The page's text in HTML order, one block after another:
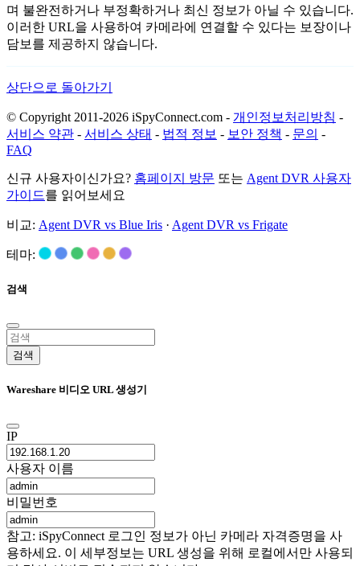
며 불완전하거나 부정확하거나 최신 정보가 아닐 수 있습니다.
이러한 URL을 사용하여 카메라에 연결할 수 있다는 보장이나
담보를 제공하지 않습니다.
상단으로 돌아가기
© Copyright 2011-2026 iSpyConnect.com - 개인정보처리방침 -
서비스 약관 - 서비스 상태 - 법적 정보 - 보안 정책 - 문의 -
FAQ
신규 사용자이신가요? 홈페이지 방문 또는 Agent DVR 사용자
가이드를 읽어보세요
비교: Agent DVR vs Blue Iris · Agent DVR vs Frigate
테마:
검색
검색
Wareshare 비디오 URL 생성기
IP
사용자 이름
비밀번호
참고: iSpyConnect 로그인 정보가 아닌 카메라 자격증명을 사
용하세요. 이 세부정보는 URL 생성을 위해 로컬에서만 사용되